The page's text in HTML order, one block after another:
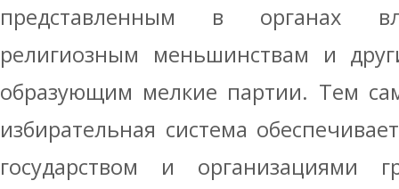
представленным в органах
религиозным меньшинствам и
образующим мелкие партии. Тем
избирательная система
государством и организациями